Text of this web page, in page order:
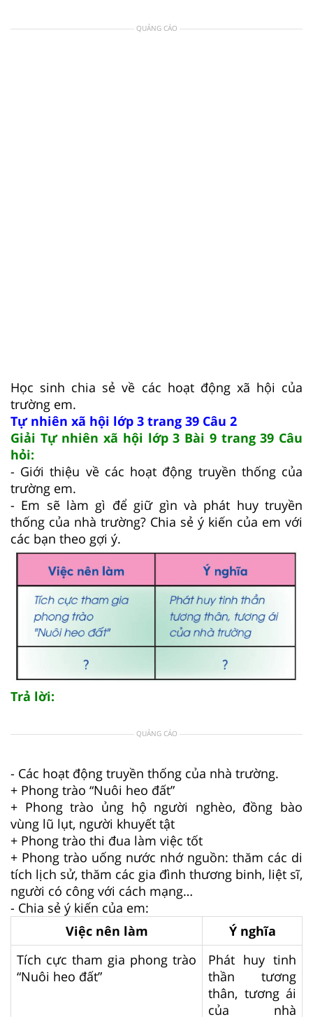
QUẢNG CÁO
Học sinh chia sẻ về các hoạt động xã hội của
trường em.
Tự nhiên xã hội lớp 3 trang 39 Câu 2
Giải Tự nhiên xã hội lớp 3 Bài 9 trang 39 Câu
hỏi:
- Giới thiệu về các hoạt động truyền thống của
trường em.
- Em sẽ làm gì để giữ gìn và phát huy truyền
thống của nhà trường? Chia sẻ ý kiến của em với
các bạn theo gợi ý.
Trả lời:
QUẢNG CÁO
- Các hoạt động truyền thống của nhà trường.
+ Phong trào “Nuôi heo đất”
+ Phong trào ủng hộ người nghèo, đồng bào
vùng lũ lụt, người khuyết tật
+ Phong trào thi đua làm việc tốt
+ Phong trào uống nước nhớ nguồn: thăm các di
tích lịch sử, thăm các gia đình thương binh, liệt sĩ,
người có công với cách mạng…
- Chia sẻ ý kiến của em:
Việc nên làm
Ý nghĩa
Tích cực tham gia phong trào
“Nuôi heo đất”
Phát huy tinh
thần tương
thân, tương ái
của nhà